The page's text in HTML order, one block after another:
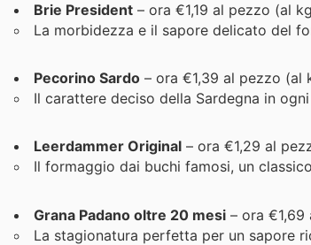
Brie President – ora €1,19 al pezzo (al
La morbidezza e il sapore delicato del
Pecorino Sardo – ora €1,39 al pezzo (al
Il carattere deciso della Sardegna in
Leerdammer Original – ora €1,29 al
Il formaggio dai buchi famosi, un
Grana Padano oltre 20 mesi – ora
La stagionatura perfetta per un sapore